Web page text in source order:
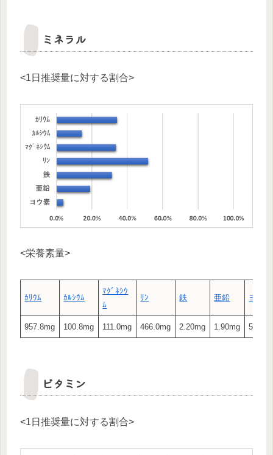
ミネラル
<1日推奨量に対する割合>
<栄養素量>
ｶﾘｳﾑ ｶﾙｼｳﾑ
ﾏｸﾞﾈｼｳ
ﾑ
ﾘﾝ 鉄 亜鉛 ヨウ素
957.8mg 100.8mg 111.0mg 466.0mg 2.20mg 1.90mg 5.25μg
ビタミン
<1日推奨量に対する割合>